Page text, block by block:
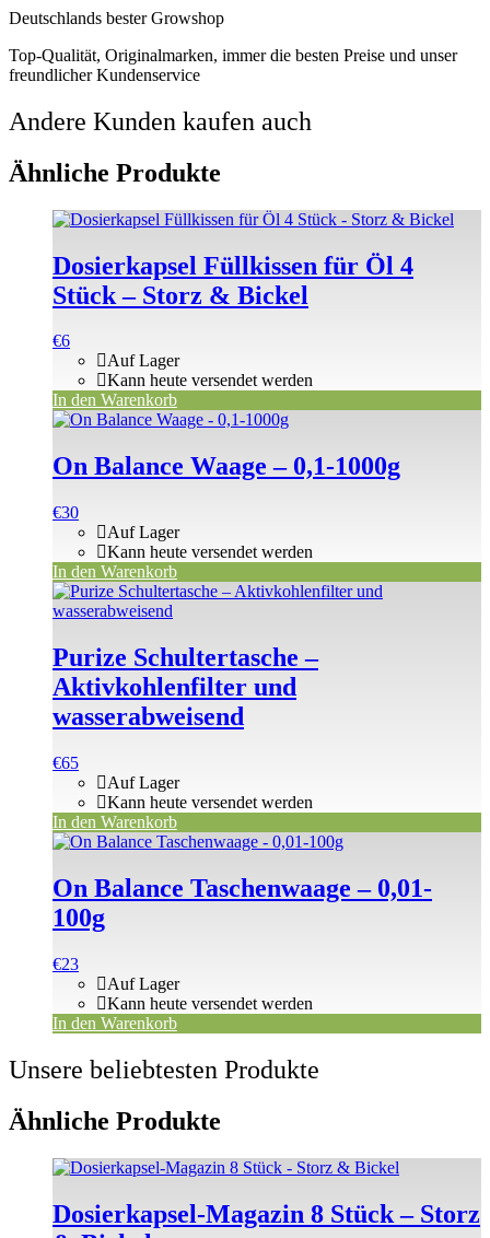
Deutschlands bester Growshop
Top-Qualität, Originalmarken, immer die besten Preise und unser
freundlicher Kundenservice
Andere Kunden kaufen auch
Ähnliche Produkte
Dosierkapsel Füllkissen für Öl 4
Stück – Storz & Bickel
€6
Auf Lager
Kann heute versendet werden
In den Warenkorb
On Balance Waage – 0,1-1000g
€30
Auf Lager
Kann heute versendet werden
In den Warenkorb
Purize Schultertasche –
Aktivkohlenfilter und
wasserabweisend
€65
Auf Lager
Kann heute versendet werden
In den Warenkorb
On Balance Taschenwaage – 0,01-
100g
€23
Auf Lager
Kann heute versendet werden
In den Warenkorb
Unsere beliebtesten Produkte
Ähnliche Produkte
Dosierkapsel-Magazin 8 Stück – Storz